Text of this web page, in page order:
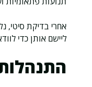
אחרי בדיקת סיטי,
ליישם אותן כדי